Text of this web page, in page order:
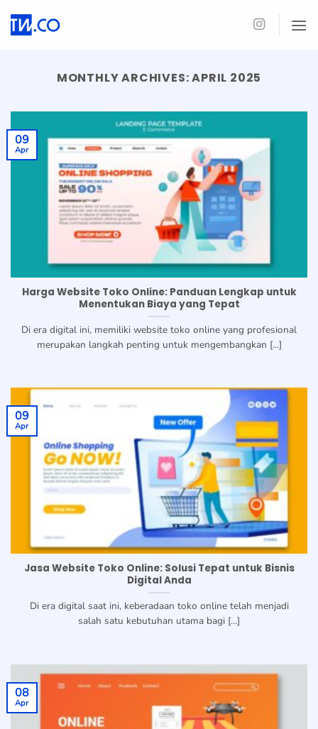
MONTHLY ARCHIVES:APRIL 2025
Harga Website Toko Online: Panduan Lengkap untuk
Menentukan Biaya yang Tepat
Di era digital ini, memiliki website toko online yang profesional
merupakan langkah penting untuk mengembangkan [...]
09
Apr
Jasa Website Toko Online: Solusi Tepat untuk Bisnis
Digital Anda
Di era digital saat ini, keberadaan toko online telah menjadi
salah satu kebutuhan utama bagi [...]
09
Apr
08
Apr